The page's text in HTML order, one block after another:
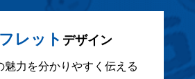
レット デザイン
魅力を分かりやすく伝える